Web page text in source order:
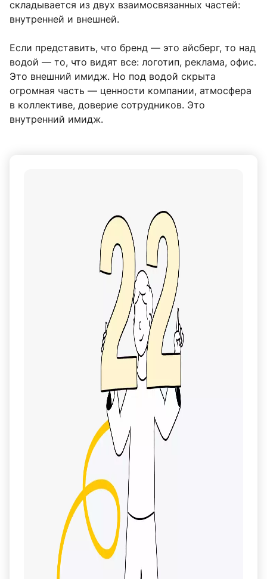
складывается из двух взаимосвязанных частей:
внутренней и внешней.
Если представить, что бренд — это айсберг, то над
водой — то, что видят все: логотип, реклама, офис.
Это внешний имидж. Но под водой скрыта
огромная часть — ценности компании, атмосфера
в коллективе, доверие сотрудников. Это
внутренний имидж.